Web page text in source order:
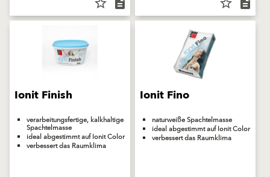
star_border description star_border description
Ionit Finish
verarbeitungsfertige, kalkhaltige
Spachtelmasse
ideal abgestimmt auf Ionit Color
verbessert das Raumklima
Ionit Fino
naturweiße Spachtelmasse
ideal abgestimmt auf Ionit Color
verbessert das Raumklima